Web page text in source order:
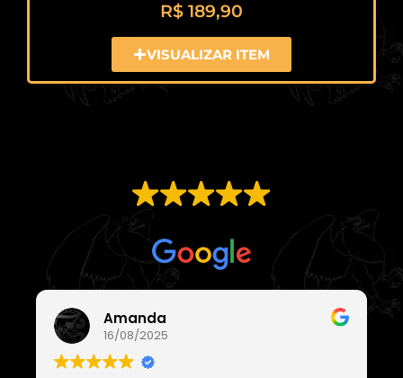
R$ 189,90
VISUALIZAR ITEM
Com base em
Amanda
16/08/2025